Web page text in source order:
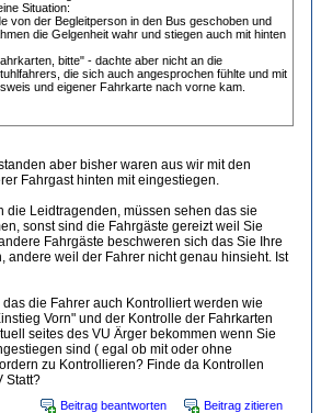
Situation:
von der Begleitperson in den Bus geschoben und
die Gelgenheit wahr und stiegen auch mit hinten
bitte" - dachte aber nicht an die
die sich auch angesprochen fühlte und mit
und eigener Fahrkarte nach vorne kam.
aber bisher waren aus wir mit den
Fahrgast hinten mit eingestiegen.
die Leidtragenden, müssen sehen das sie
sonst sind die Fahrgäste gereizt weil Sie
Fahrgäste beschweren sich das Sie Ihre
andere weil der Fahrer nicht genau hinsieht. Ist
das die Fahrer auch Kontrolliert werden wie
Vorn" und der Kontrolle der Fahrkarten
seites des VU Ärger bekommen wenn Sie
sind ( egal ob mit oder ohne
zu Kontrollieren? Finde da Kontrollen
Statt?
Beitrag beantworten Beitrag zitieren